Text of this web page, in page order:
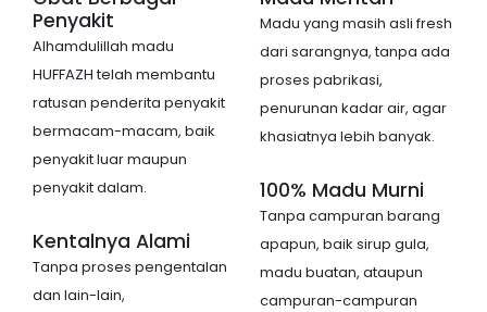
Penyakit
Alhamdulillah madu
HUFFAZH telah membantu
ratusan penderita penyakit
bermacam-macam, baik
penyakit luar maupun
penyakit dalam.
Kentalnya Alami
Tanpa proses pengentalan
dan lain-lain,
Madu yang masih asli fresh
dari sarangnya, tanpa ada
proses pabrikasi,
penurunan kadar air, agar
khasiatnya lebih banyak.
100% Madu Murni
Tanpa campuran barang
apapun, baik sirup gula,
madu buatan, ataupun
campuran-campuran